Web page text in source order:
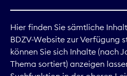
Hier finden Sie sämtliche
BDZV-Website zur Verfügung
können Sie sich Inhalte (nach
Thema sortiert) anzeigen